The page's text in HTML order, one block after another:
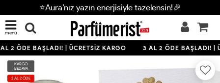
⭐Aura’nız yazın enerjisiyle tazelensin!🎉
menü
2 ÖDE BAŞLADI! | ÜCRETSİZ KARGO 3 AL 2 ÖDE BAŞLADI! |
KARGO
BEDAVA
3 AL 2 ÖDE